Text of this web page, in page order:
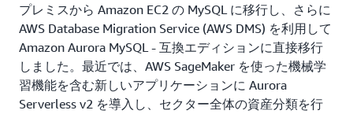
プレミスから Amazon EC2 の MySQL に移行し、さらに
AWS Database Migration Service (AWS DMS) を利用して
Amazon Aurora MySQL - 互換エディションに直接移行
しました。最近では、AWS SageMaker を使った機械学
習機能を含む新しいアプリケーションに Aurora
Serverless v2 を導入し、セクター全体の資産分類を行